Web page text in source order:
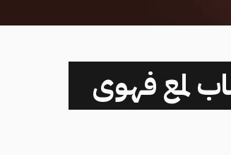
لمع فهوى